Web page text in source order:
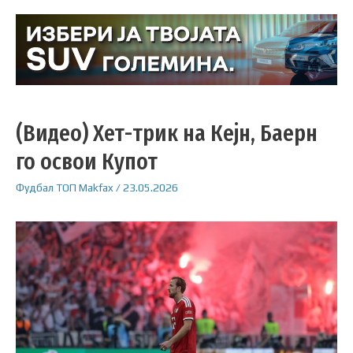
(Видео) Хет-трик на Кејн, Баерн
го освои Купот
Фудбал ТОП Makfax/23.05.2026